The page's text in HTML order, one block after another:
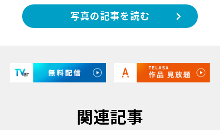
写真の記事を読む
関連記事